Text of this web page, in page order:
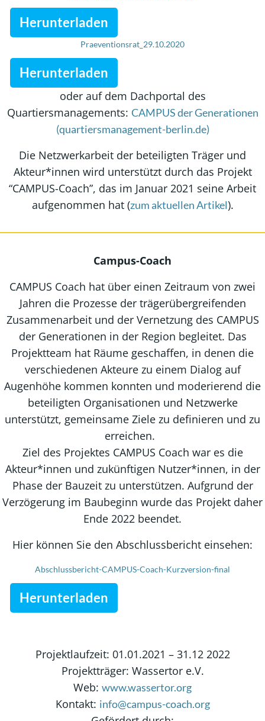
Herunterladen
Praeventionsrat_29.10.2020
Herunterladen
oder auf dem Dachportal des
Quartiersmanagements: CAMPUS der Generationen
(quartiersmanagement-berlin.de)
Die Netzwerkarbeit der beteiligten Träger und
Akteur*innen wird unterstützt durch das Projekt
“CAMPUS-Coach”, das im Januar 2021 seine Arbeit
aufgenommen hat (zum aktuellen Artikel).
Campus-Coach
CAMPUS Coach hat über einen Zeitraum von zwei
Jahren die Prozesse der trägerübergreifenden
Zusammenarbeit und der Vernetzung des CAMPUS
der Generationen in der Region begleitet. Das
Projektteam hat Räume geschaffen, in denen die
verschiedenen Akteure zu einem Dialog auf
Augenhöhe kommen konnten und moderierend die
beteiligten Organisationen und Netzwerke
unterstützt, gemeinsame Ziele zu definieren und zu
erreichen.
Ziel des Projektes CAMPUS Coach war es die
Akteur*innen und zukünftigen Nutzer*innen, in der
Phase der Bauzeit zu unterstützen. Aufgrund der
Verzögerung im Baubeginn wurde das Projekt daher
Ende 2022 beendet.
Hier können Sie den Abschlussbericht einsehen:
Abschlussbericht-CAMPUS-Coach-Kurzversion-final
Herunterladen
Projektlaufzeit: 01.01.2021 – 31.12 2022
Projektträger: Wassertor e.V.
Web: www.wassertor.org
Kontakt: info@campus-coach.org